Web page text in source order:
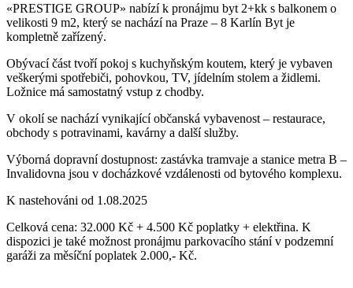
«PRESTIGE GROUP» nabízí k pronájmu byt 2+kk s balkonem o
velikosti 9 m2, který se nachází na Praze – 8 Karlín Byt je
kompletně zařízený.
Obývací část tvoří pokoj s kuchyňským koutem, který je vybaven
veškerými spotřebiči, pohovkou, TV, jídelním stolem a židlemi.
Ložnice má samostatný vstup z chodby.
V okolí se nachází vynikající občanská vybavenost – restaurace,
obchody s potravinami, kavárny a další služby.
Výborná dopravní dostupnost: zastávka tramvaje a stanice metra B –
Invalidovna jsou v docházkové vzdálenosti od bytového komplexu.
K nastehováni od 1.08.2025
Celková cena: 32.000 Kč + 4.500 Kč poplatky + elektřina. K
dispozici je také možnost pronájmu parkovacího stání v podzemní
garáži za měsíční poplatek 2.000,- Kč.